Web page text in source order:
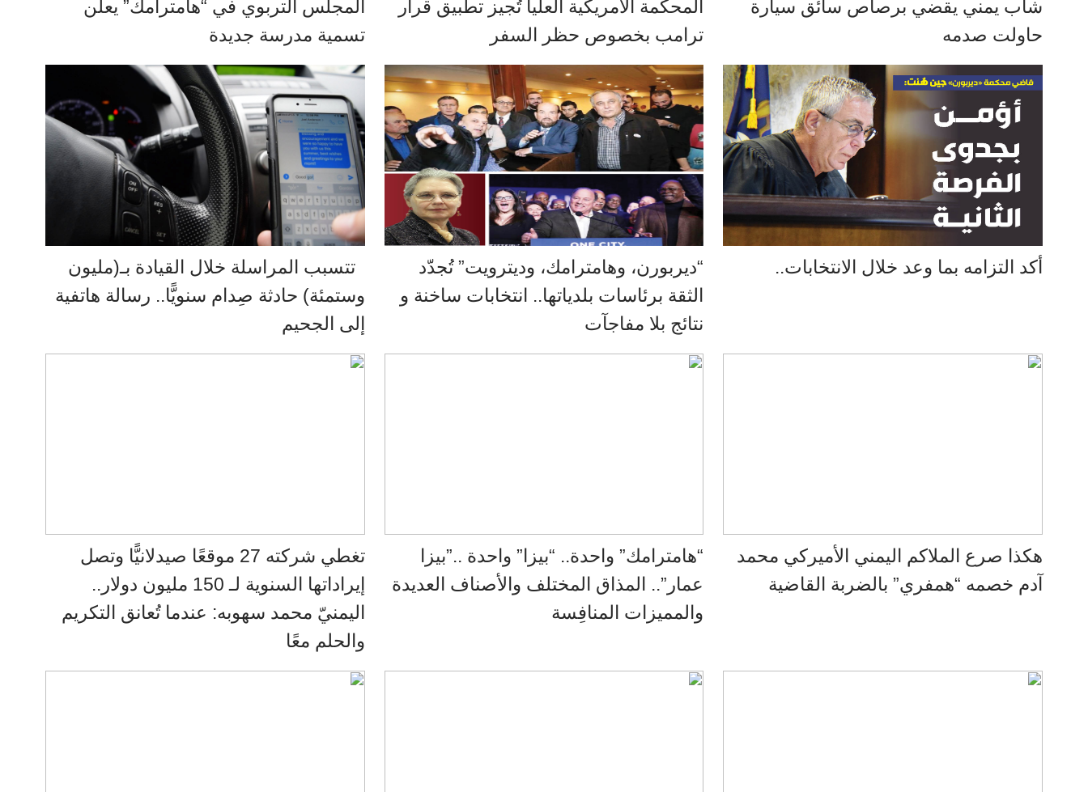
شاب يمني يقضي برصاص سائق سيارة
حاولت صدمه
المحكمة الأمريكية العليا تُجيز تطبيق قرار
ترامب بخصوص حظر السفر
المجلس التربوي في “هامترامك” يعلن
تسمية مدرسة جديدة
أكد التزامه بما وعد خلال الانتخابات..
“ديربورن، وهامترامك، وديترويت” تُجدّد
الثقة برئاسات بلدياتها.. انتخابات ساخنة و
نتائج بلا مفاجآت
تتسبب المراسلة خلال القيادة بـ(مليون
وستمئة) حادثة صِدام سنويًّا.. رسالة هاتفية
إلى الجحيم
هكذا صرع الملاكم اليمني الأميركي محمد
آدم خصمه “همفري” بالضربة القاضية
“هامترامك” واحدة.. “بيزا” واحدة ..”بيزا
عمار”.. المذاق المختلف والأصناف العديدة
والمميزات المنافِسة
تغطي شركته 27 موقعًا صيدلانيًّا وتصل
إيراداتها السنوية لـ 150 مليون دولار..
اليمنيّ محمد سهوبه: عندما تُعانق التكريم
والحلم معًا